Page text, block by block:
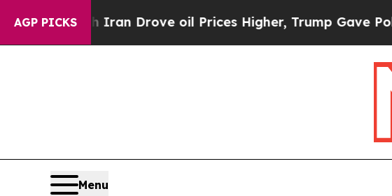
AGP PICKS
war With Iran Drove oil Prices Higher, Trump Gave
Menu